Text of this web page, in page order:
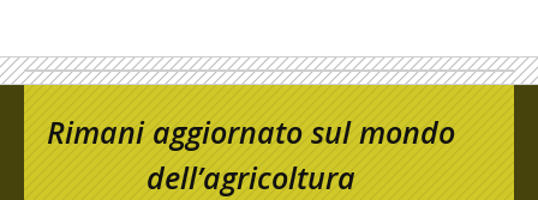
Rimani aggiornato sul mondo
dell’agricoltura